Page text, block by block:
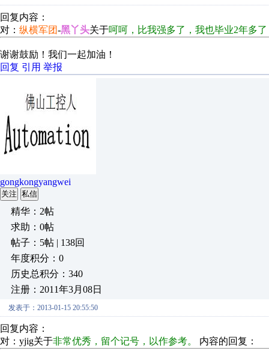
回复内容：
对： 纵横军团-黑丫头关于呵呵，比我强多了，我也毕业2年多
谢谢鼓励！我们一起加油！
回复 引用 举报
gongkongyangwei
关注 私信
精华：2帖
求助：0帖
帖子：5帖 | 138回
年度积分：0
历史总积分：340
注册：2011年3月08日
发表于：2013-01-15 20:55:50
回复内容：
对：yjig关于非常优秀，留个记号，以作参考。 内容的回复：